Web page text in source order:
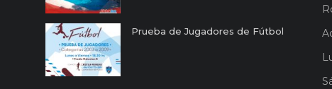
Prueba de Jugadores de Fútbol